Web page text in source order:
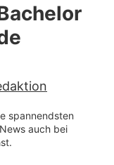
spannendsten
auch bei